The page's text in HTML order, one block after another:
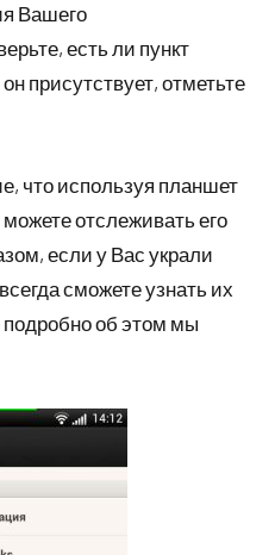
Вашего
есть ли пункт
присутствует, отметьте
что используя планшет
отслеживать его
если у Вас украли
сможете узнать их
об этом мы